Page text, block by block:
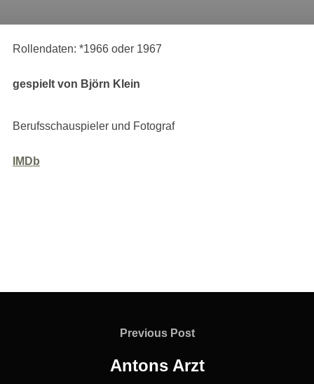
Rollendaten: *1966 oder 1967
gespielt von Björn Klein
Berufsschauspieler und Fotograf
IMDb
Previous
Previous Post
Antons Arzt